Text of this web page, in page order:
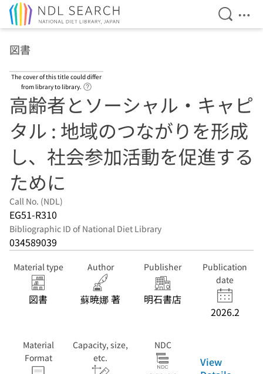
Open
図書
The cover of this title could differ
from library to library.
高齢者とソーシャル・キャピ
タル : 地域のつながりを形成
し、社会参加活動を促進する
ために
Call No. (NDL)
EG51-R310
Bibliographic ID of National Diet Library
034589039
Material type
図書
Author
蘇暁娜 著
Publisher
明石書店
Publication
date
2026.2
Material
Format
Capacity, size,
etc.
NDC
View